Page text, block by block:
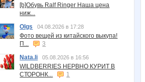
[b]Обувь Ralf Ringer Наша цена
ниж...
Olgs
04.08.2026 в 17:28
Фото вещей из китайского выкупа!
П...
3
Nata.li
05.08.2026 в 16:56
WILDBERRIES НЕРВНО КУРИТ В
СТОРОНК...
1